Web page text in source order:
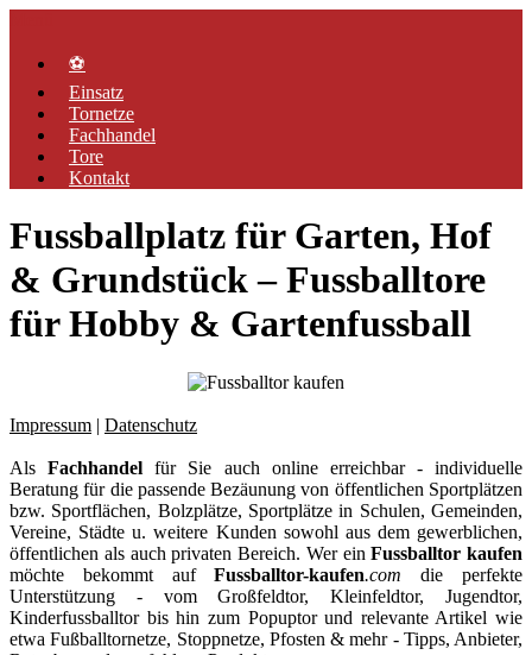
springen⚽
Einsatz
Tornetze
Fachhandel
Tore
Kontakt
Fussballplatz für Garten, Hof
& Grundstück – Fussballtore
für Hobby & Gartenfussball
Impressum | Datenschutz
AlsFachhandel für Sie auch online erreichbar - individuelle
Beratung für die passende Bezäunung von öffentlichen Sportplätzen
bzw. Sportflächen, Bolzplätze, Sportplätze in Schulen, Gemeinden,
Vereine, Städte u. weitere Kunden sowohl aus dem gewerblichen,
öffentlichen als auch privaten Bereich. Wer einFussballtor kaufen
möchte bekommt aufFussballtor-kaufen.com die perfekte
Unterstützung - vom Großfeldtor, Kleinfeldtor, Jugendtor,
Kinderfussballtor bis hin zum Popuptor und relevante Artikel wie
etwa Fußballtornetze, Stoppnetze, Pfosten & mehr - Tipps, Anbieter,